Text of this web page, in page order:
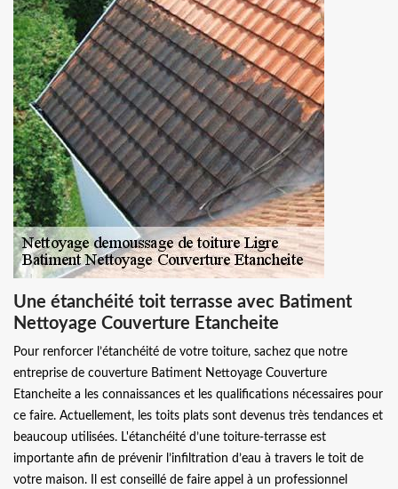
Une étanchéité toit terrasse avec Batiment
Nettoyage Couverture Etancheite
Pour renforcer l’étanchéité de votre toiture, sachez que notre
entreprise de couverture Batiment Nettoyage Couverture
Etancheite a les connaissances et les qualifications nécessaires pour
ce faire. Actuellement, les toits plats sont devenus très tendances et
beaucoup utilisées. L'étanchéité d’une toiture-terrasse est
importante afin de prévenir l’infiltration d’eau à travers le toit de
votre maison. Il est conseillé de faire appel à un professionnel